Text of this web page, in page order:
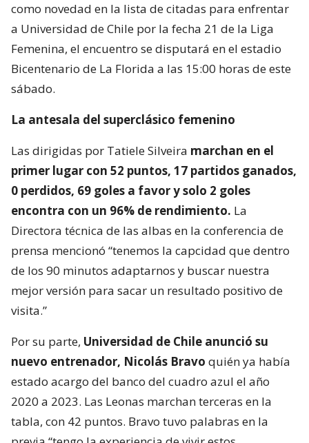
como novedad en la lista de citadas para enfrentar
a Universidad de Chile por la fecha 21 de la Liga
Femenina, el encuentro se disputará en el estadio
Bicentenario de La Florida a las 15:00 horas de este
sábado.
La antesala del superclásico femenino
Las dirigidas por Tatiele Silveira marchan en el
primer lugar con 52 puntos, 17 partidos ganados,
0 perdidos, 69 goles a favor y solo 2 goles
encontra con un 96% de rendimiento. La
Directora técnica de las albas en la conferencia de
prensa mencionó “tenemos la capcidad que dentro
de los 90 minutos adaptarnos y buscar nuestra
mejor versión para sacar un resultado positivo de
visita.”
Por su parte, Universidad de Chile anunció su
nuevo entrenador, Nicolás Bravo quién ya había
estado acargo del banco del cuadro azul el año
2020 a 2023. Las Leonas marchan terceras en la
tabla, con 42 puntos. Bravo tuvo palabras en la